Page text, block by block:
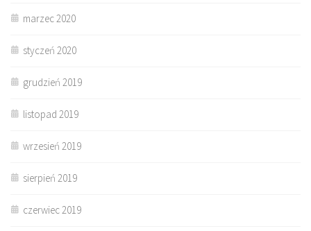
marzec 2020
styczeń 2020
grudzień 2019
listopad 2019
wrzesień 2019
sierpień 2019
czerwiec 2019